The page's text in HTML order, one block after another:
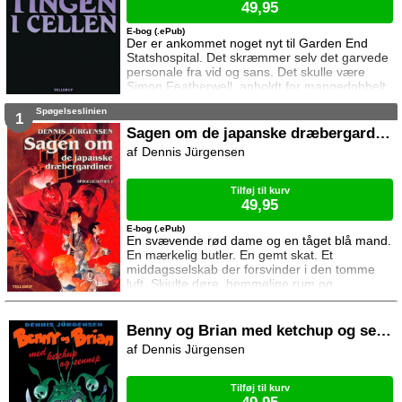
Der er ankommet noget nyt til Garden End
Statshospital. Det skræmmer selv det garvede
personale fra vid og sans. Det skulle være
Simon Featherwell, anholdt for mangedobbelt
mord, som var indespærret i gummicellen på
skabe så meget frygt ved det blotte øjesyn?
De opklaringsmæssige aspekter ser ikke godt
ud, hvad mordene angår. Det eneste
E-bog (.ePub)
49,95
1 Spøgelseslinien
Sagen om de japanske dræbergardiner
En svævende rød dame og en tåget blå mand.
En mærkelig butler. En gemt skat. Et
middagsselskab der forsvinder i den tomme
luft. Skjulte døre, hemmelige rum og
underjordiske gange. Og en forbandelse om
er kun nogle af de mysterier som Absalon,
Tanja og Kasper møder, da de skal forsøge at
løse en mordgåde på et hjemsøgt slot.
E-bog (.ePub)
Dennis Jürgensen
Tilføj til kurv
49,95
Benny og Brian med ketchup og sennep
Dennis Jürgensen
Tilføj til kurv